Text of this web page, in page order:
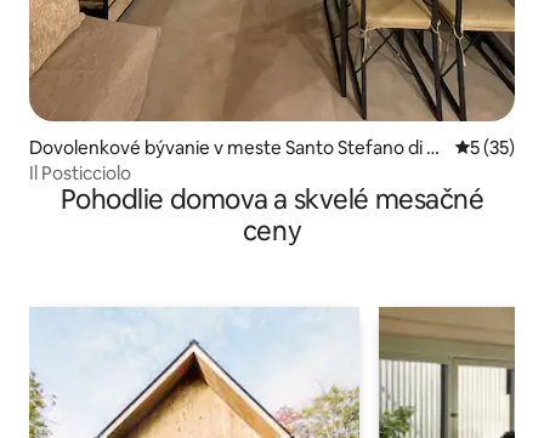
Dovolenkové bývanie v meste Santo Stefano di M
agra
5 (35)
Il Posticciolo
Pohodlie domova a skvelé mesačné
ceny